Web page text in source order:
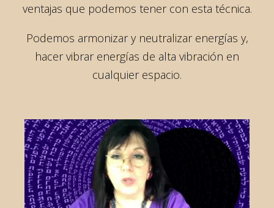
ventajas que podemos tener con esta técnica.
Podemos armonizar y neutralizar energías y,
hacer vibrar energías de alta vibración en
cualquier espacio.